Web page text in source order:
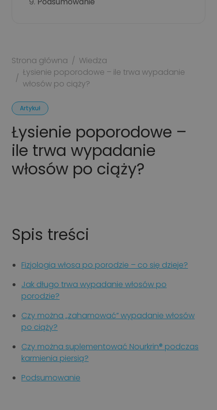
Strona główna / Wiedza
/
Łysienie poporodowe – ile trwa wypadanie
włosów po ciąży?
Artykuł
Łysienie poporodowe –
ile trwa wypadanie
włosów po ciąży?
Spis treści
Fizjologia włosa po porodzie – co się dzieje?
Jak długo trwa wypadanie włosów po
porodzie?
Czy można „zahamować” wypadanie włosów
po ciąży?
Czy można suplementować Nourkrin® podczas
karmienia piersią?
Podsumowanie